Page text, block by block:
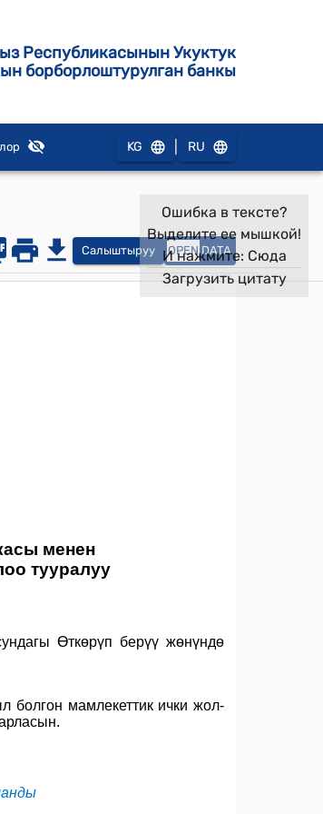
Республикасынын Укуктук
борборлоштурулган банкы
KG RU
Салыштыруу OPEN DATA
Ошибка в тексте?
Выделите ее мышкой!
И нажмите: Сюда
Загрузить цитату